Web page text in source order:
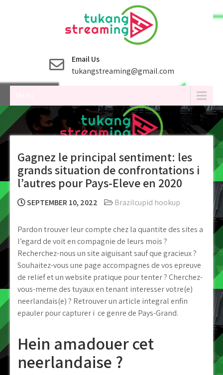
Email Us
tukangstreaming@gmail.com
Gagnez le principal sentiment: les
grands situation de confrontations i
l’autres pour Pays-Eleve en 2020
SEPTEMBER 10, 2022 Brazilcupid hookup
Pardon trouver leur compte chez la quantite des sites a
l’egard de voit en compagnie de leurs mois ?
Recherchez-nous un site aiguisant sauf que gracieux ?
Souhaitez-vous une page accompagnes de vos epreuve
de relief et un website pratique pour tenter ? Cherchez-
vous-meme des tuyaux en tenant interesser votre(e)
neerlandais(e) ? Retrouver un article integral enfin
epauler pour capturer i ce genre de Pays-Grand.
Hein amadouer cet
neerlandaise ?